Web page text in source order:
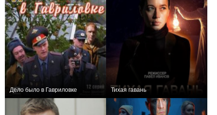
Дело было в Гавриловке Тихая гавань